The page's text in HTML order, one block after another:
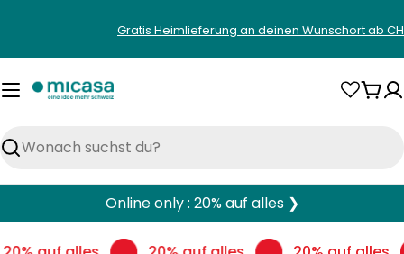
springen
Gratis Heimlieferung an deinen Wunschort ab
Suchen
Online only : 20% auf alles ❯